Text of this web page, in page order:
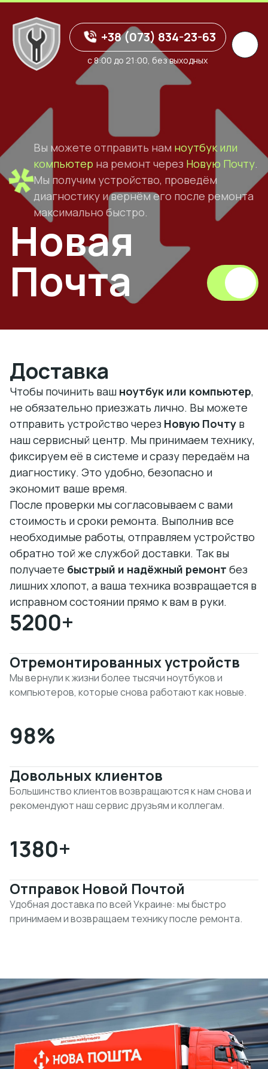
+38 (073) 834-23-63
с 8:00 до 21:00, без выходных
Вы можете отправить нам ноутбук или
компьютер на ремонт через Новую Почту.
Мы получим устройство, проведём
диагностику и вернём его после ремонта
максимально быстро.
Новая
Почта
Доставка
Чтобы починить ваш ноутбук или компьютер,
не обязательно приезжать лично. Вы можете
отправить устройство через Новую Почту в
наш сервисный центр. Мы принимаем технику,
фиксируем её в системе и сразу передаём на
диагностику. Это удобно, безопасно и
экономит ваше время.
После проверки мы согласовываем с вами
стоимость и сроки ремонта. Выполнив все
необходимые работы, отправляем устройство
обратно той же службой доставки. Так вы
получаете быстрый и надёжный ремонт без
лишних хлопот, а ваша техника возвращается в
исправном состоянии прямо к вам в руки.
5200+
Отремонтированных устройств
Мы вернули к жизни более тысячи ноутбуков и
компьютеров, которые снова работают как новые.
98%
Довольных клиентов
Большинство клиентов возвращаются к нам снова и
рекомендуют наш сервис друзьям и коллегам.
1380+
Отправок Новой Почтой
Удобная доставка по всей Украине: мы быстро
принимаем и возвращаем технику после ремонта.